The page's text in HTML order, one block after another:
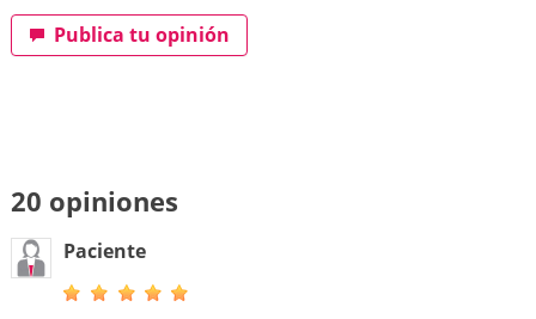
Publica tu opinión
20 opiniones
Paciente